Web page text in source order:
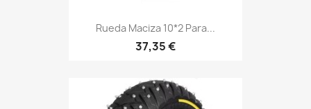
Rueda Maciza 10*2 Para...
37,35 €